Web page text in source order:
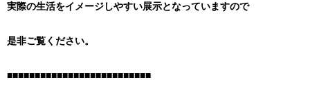
実際の生活をイメージしやすい展示となっていますので
是非ご覧ください。
■■■■■■■■■■■■■■■■■■■■■■■■■■